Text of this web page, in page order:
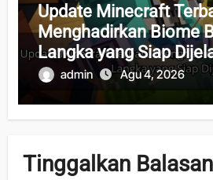
Update Minecraft
Menghadirkan Biome
Langka yang Siap
admin Agu 4, 2026
Tinggalkan Balasan